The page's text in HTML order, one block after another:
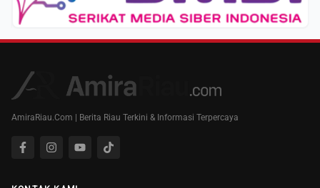
AmiraRiau.Com | Berita Riau Terkini & Informasi Terpercaya